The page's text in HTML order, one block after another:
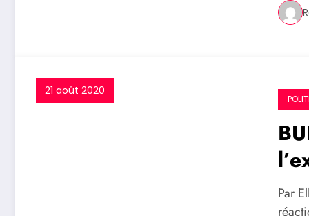
21 août 2020
Par